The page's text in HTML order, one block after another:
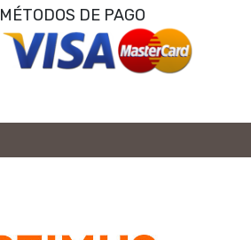
MÉTODOS DE PAGO